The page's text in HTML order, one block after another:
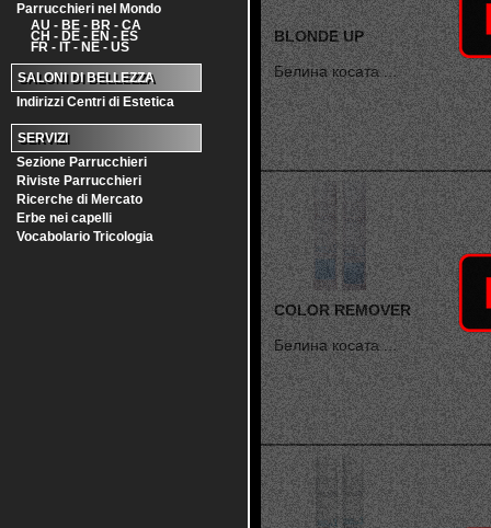
Parrucchieri nel Mondo
AU - BE - BR - CA
CH - DE - EN - ES
FR - IT - NE - US
SALONI DI BELLEZZA
Indirizzi Centri di Estetica
SERVIZI
Sezione Parrucchieri
Riviste Parrucchieri
Ricerche di Mercato
Erbe nei capelli
Vocabolario Tricologia
BLONDE UP
Белина косата ...
COLOR REMOVER
Белина косата ...